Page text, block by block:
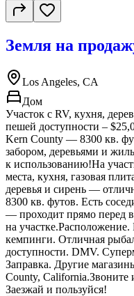
Земля на
Los Angeles, CA
Дом
Участок с RV, кухня,
пешей доступности –
Kern County — 8300 кв.
забором, деревьями и
к использованию!На
места, кухня, газовая
деревья и сирень —
8300 кв. футов. Есть
— проходит прямо перед
на участке.Расположение.
кемпинги. Отличная
доступности. DMV.
Заправка. Другие
County,
Заезжай и пользуйся!